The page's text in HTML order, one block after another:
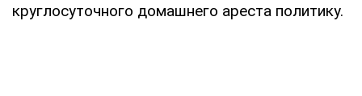
круглосуточного домашнего ареста политику.